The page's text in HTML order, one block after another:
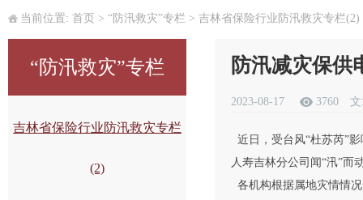
当前位置: 首页 > “防汛救灾”专栏 > 吉林省保险行业防汛救灾专栏(2)
“防汛救灾”专栏
吉林省保险行业防汛救灾专栏
(2)
防汛减灾保供
2023-08-17 3760
近日，受台风“杜苏芮”
人寿吉林分公司闻“汛”而
各机构根据属地灾情情